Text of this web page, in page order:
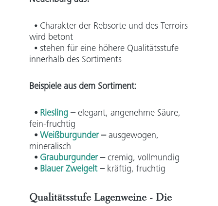
⦁ Charakter der Rebsorte und des Terroirs
wird betont​
⦁ stehen für eine höhere Qualitätsstufe
innerhalb des Sortiments
Beispiele aus dem Sortiment:
⦁ Riesling – elegant, angenehme Säure,
fein-fruchtig
⦁ Weißburgunder– ausgewogen,
mineralisch
⦁ Grauburgunder– cremig, vollmundig
⦁ Blauer Zweigelt – kräftig, fruchtig
Qualitätsstufe Lagenweine - Die